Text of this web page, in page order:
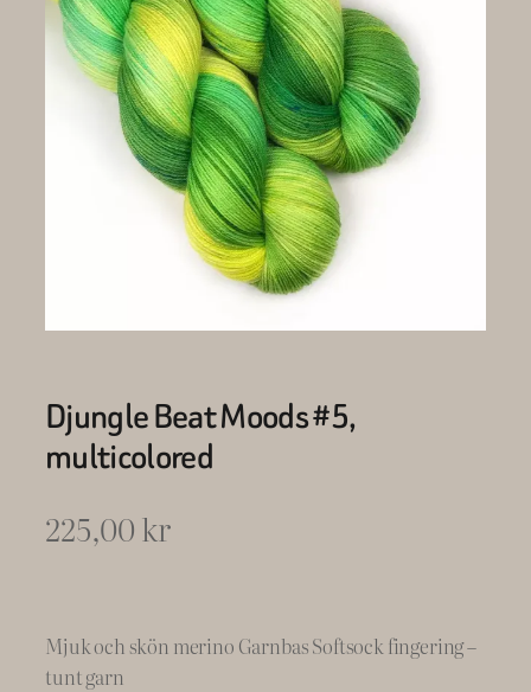
Djungle Beat Moods #5,
multicolored
225,00kr
Mjuk och skön merino Garnbas Softsock fingering –
tunt garn